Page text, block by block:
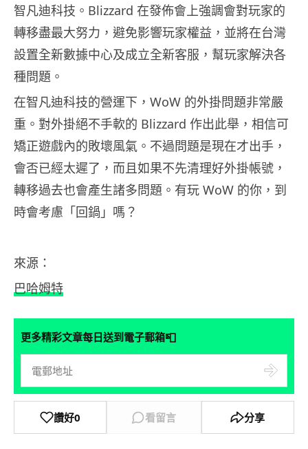
智凡迪科技。Blizzard 在發佈會上強調會對玩家的
轉移盡最大努力，避免影響玩家權益，並將在台灣
設置全新數據中心及成立全新客服，幫玩家解決各
種問題。
在智凡迪科技的營運下，WoW 的外掛問題非常嚴
重。對外掛絕不手軟的 Blizzard 作出此舉，相信可
矯正遊戲內的敗壞風氣。不過問題是現在才出手，
會否已經太遲了，而且如果不先清理好外掛帳號，
轉移過去也會產生諸多問題。有玩 WoW 的你，到
時會考慮「回鍋」嗎？
來源：
巴哈姆特
更多精彩文章每日送到電子郵箱📮
讚好0 看留言 分享